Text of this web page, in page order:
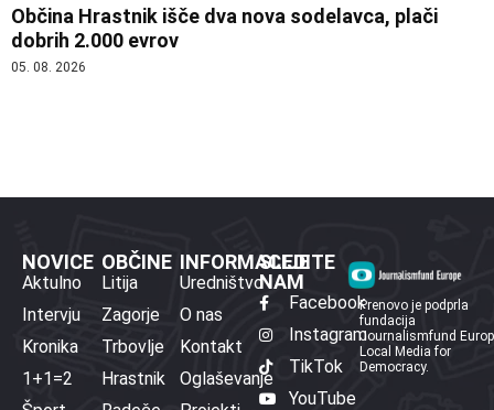
Občina Hrastnik išče dva nova sodelavca, plači
dobrih 2.000 evrov
05. 08. 2026
NOVICE
Aktulno
Intervju
Kronika
1+1=2
OBČINE
Litija
Zagorje
Trbovlje
Hrastnik
INFORMACIJE
Uredništvo
O nas
Kontakt
Oglaševanje
SLEDITE
NAM
Facebook
Instagram
TikTok
YouTube
Prenovo je podprla
fundacija
Journalismfund
Local Media for
Democracy.